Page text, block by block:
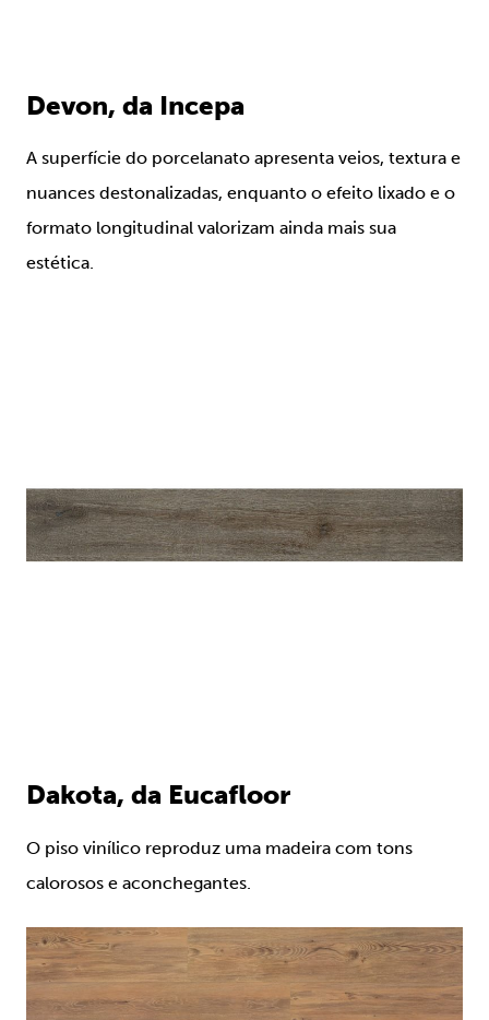
Devon, da Incepa
A superfície do porcelanato apresenta veios, textura e
nuances destonalizadas, enquanto o efeito lixado e o
formato longitudinal valorizam ainda mais sua
estética.
Dakota, da Eucafloor
O piso vinílico reproduz uma madeira com tons
calorosos e aconchegantes.